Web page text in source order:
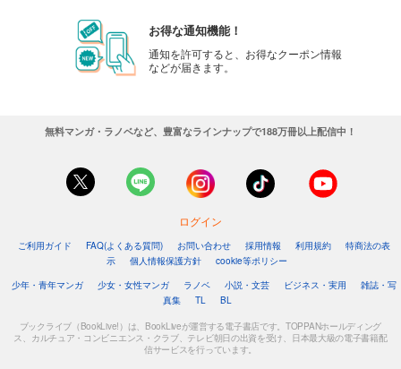
お得な通知機能！
通知を許可すると、お得なクーポン情報
などが届きます。
無料マンガ・ラノベなど、豊富なラインナップで188万冊以上配信中！
ログイン
ご利用ガイド FAQ(よくある質問) お問い合わせ 採用情報 利用規約
特商法の表
示
個人情報保護方針
cookie等ポリシー
少年・青年マンガ
少女・女性マンガ ラノベ 小説・文芸 ビジネス・実用
雑誌・写
真集
TL BL
ブックライブ（BookLive!）は、BookLiveが運営する電子書店です。TOPPANホールディング
ス、カルチュア・コンビニエンス・クラブ、テレビ朝日の出資を受け、日本最大級の電子書籍配
信サービスを行っています。